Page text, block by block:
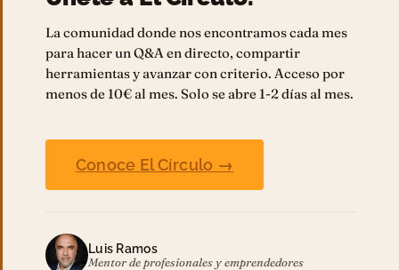
La comunidad donde nos encontramos cada mes
para hacer un Q&A en directo, compartir
herramientas y avanzar con criterio. Acceso por
menos de 10€ al mes. Solo se abre 1-2 días al mes.
Conoce El Círculo →
Luis Ramos
Mentor de profesionales y emprendedores